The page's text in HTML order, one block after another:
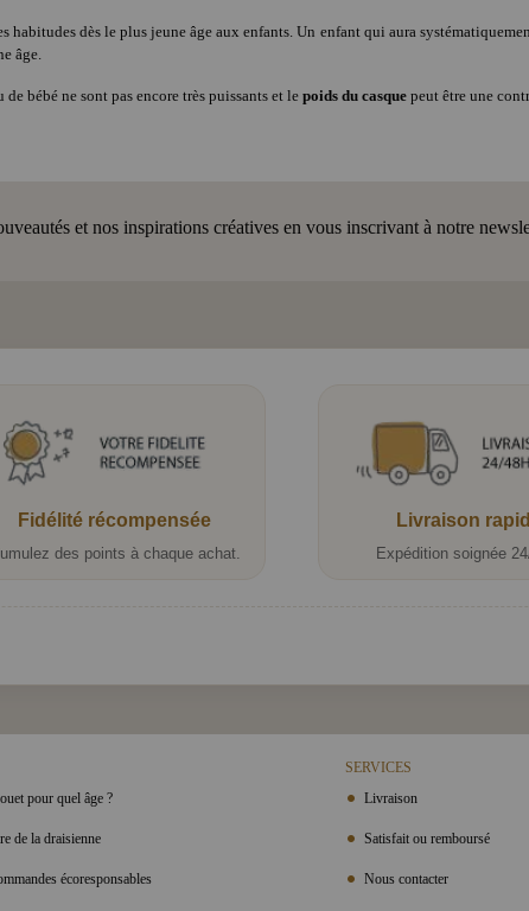
dès le plus jeune âge aux enfants. Un enfant qui aura
âge.
de bébé ne sont pas encore très puissants et le poids du casque peut être une
et nos inspirations créatives en vous inscrivant à notre
Fidélité récompensée
des points à chaque achat.
Livraison
Expédition soignée
pour quel âge ?
de la draisienne
écoresponsables
SERVICES
Livraison
Satisfait ou remboursé
Nous contacter